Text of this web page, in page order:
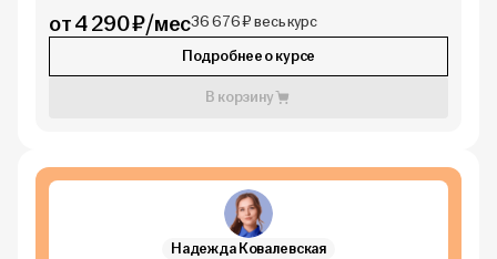
от 4 290 ₽/мес36 676 ₽ весь курс
Подробнее о курсе
В корзину
Надежда Ковалевская